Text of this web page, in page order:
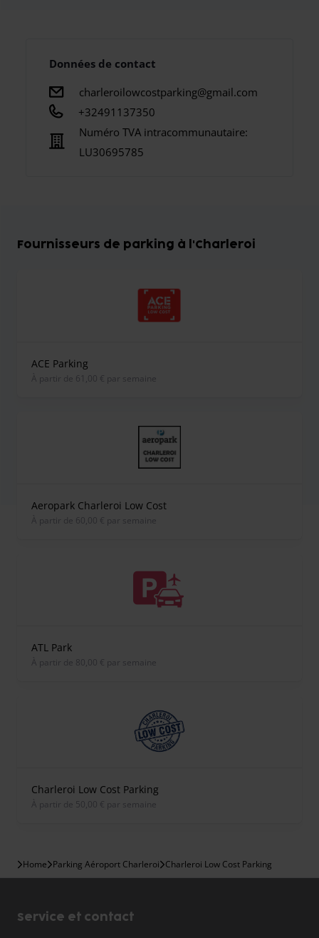
Données de contact
charleroilowcostparking@gmail.com
+32491137350
Numéro TVA intracommunautaire:
LU30695785
Fournisseurs de parking à l'Charleroi
ACE Parking
À partir de 61,00 € par semaine
Aeropark Charleroi Low Cost
À partir de 60,00 € par semaine
ATL Park
À partir de 80,00 € par semaine
Charleroi Low Cost Parking
À partir de 50,00 € par semaine
Home Parking Aéroport Charleroi Charleroi Low Cost Parking
Service et contact